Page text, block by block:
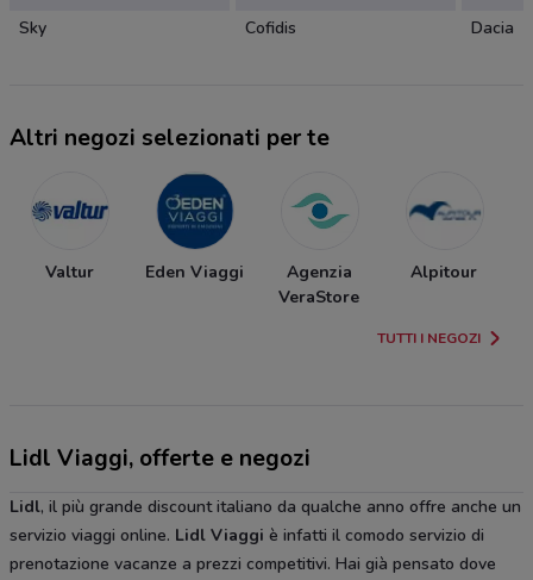
Sky Cofidis Dacia
Altri negozi selezionati per te
Valtur Eden Viaggi
Agenzia
VeraStore
Alpitour
TUTTI I NEGOZI
Lidl Viaggi, offerte e negozi
Lidl, il più grande discount italiano da qualche anno offre anche un
servizio viaggi online. Lidl Viaggi è infatti il comodo servizio di
prenotazione vacanze a prezzi competitivi. Hai già pensato dove